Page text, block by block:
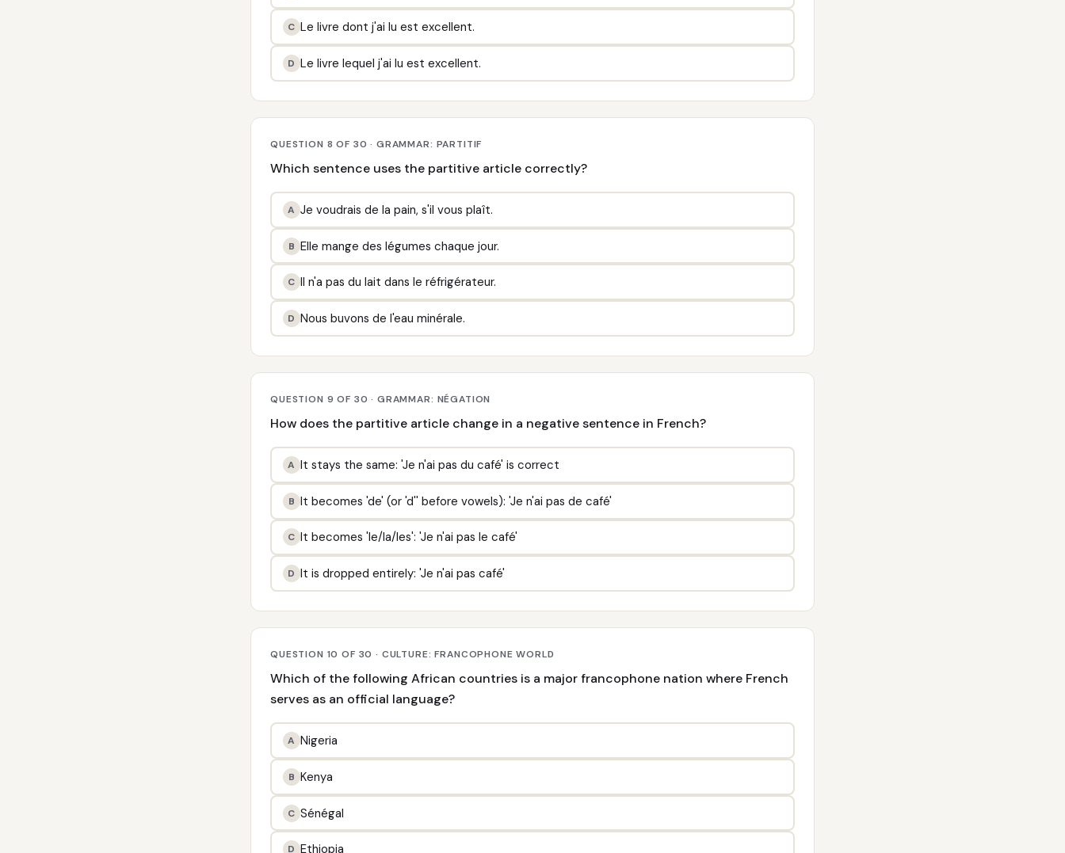
C Le livre dont j'ai lu est excellent.
D Le livre lequel j'ai lu est excellent.
QUESTION 8 OF 30 · GRAMMAR: PARTITIF
Which sentence uses the partitive article correctly?
A Je voudrais de la pain, s'il vous plaît.
B Elle mange des légumes chaque jour.
C Il n'a pas du lait dans le réfrigérateur.
D Nous buvons de l'eau minérale.
QUESTION 9 OF 30 · GRAMMAR: NÉGATION
How does the partitive article change in a negative sentence in French?
A It stays the same: 'Je n'ai pas du café' is correct
B It becomes 'de' (or 'd'' before vowels): 'Je n'ai pas de café'
C It becomes 'le/la/les': 'Je n'ai pas le café'
D It is dropped entirely: 'Je n'ai pas café'
QUESTION 10 OF 30 · CULTURE: FRANCOPHONE WORLD
Which of the following African countries is a major francophone nation where French
serves as an official language?
A Nigeria
B Kenya
C Sénégal
D Ethiopia